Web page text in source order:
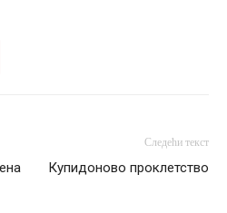
Следећи текст
Купидоново проклетство